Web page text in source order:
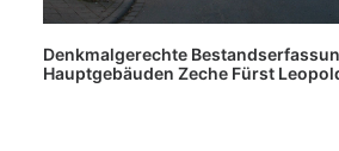
Denkmalgerechte
Hauptgebäuden Zeche Fürst